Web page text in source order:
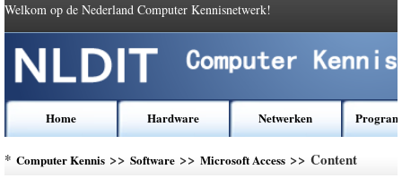
Welkom op de Nederland Computer Kennisnetwerk!
Home Hardware Netwerken
* Computer Kennis >> Software >> Microsoft Access >> Content